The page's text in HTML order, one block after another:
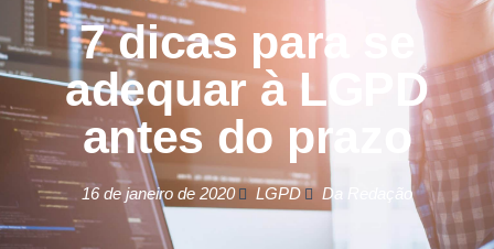
7 dicas para se
adequar à LGPD
antes do prazo
16 de janeiro de 2020 LGPD Da Redação